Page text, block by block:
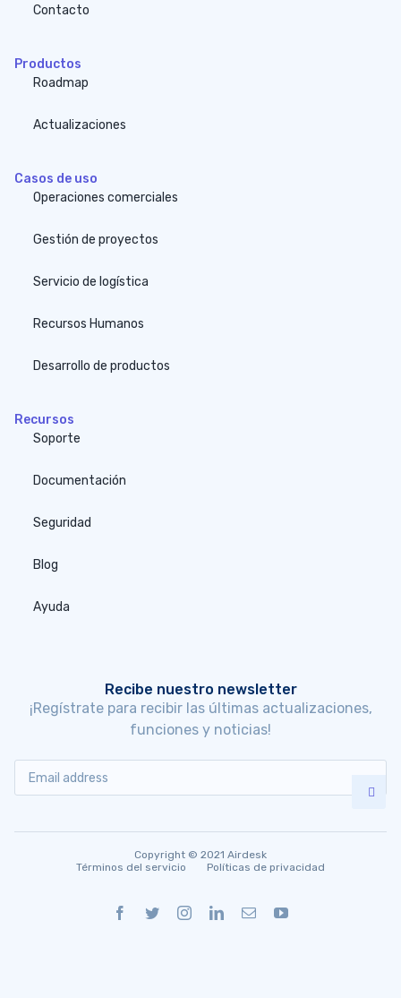
Contacto
Productos
Roadmap
Actualizaciones
Casos de uso
Operaciones comerciales
Gestión de proyectos
Servicio de logística
Recursos Humanos
Desarrollo de productos
Recursos
Soporte
Documentación
Seguridad
Blog
Ayuda
Recibe nuestro newsletter
¡Regístrate para recibir las últimas actualizaciones,
funciones y noticias!
Copyright © 2021 Airdesk
Términos del servicio
Políticas de privacidad